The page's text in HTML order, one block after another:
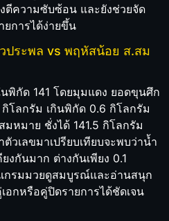
ตีความซับซ้อน และยังช่วยจัด
ยการได้ง่ายขึ้น
ระพล vs พฤหัสน้อย ส.สม
พิกัด 141 โดยมุมแดง ยอดขุนศึก
โลกรัม เกินพิกัด 0.6 กิโลกรัม
หมาย ชั่งได้ 141.5 กิโลกรัม
วเลขมาเปรียบเทียบจะพบว่าน้ำ
งกันมาก ต่างกันเพียง 0.1
กรมมวยดูสมบูรณ์และอ่านสนุก
อกหรือคู่ปิดรายการได้ชัดเจน